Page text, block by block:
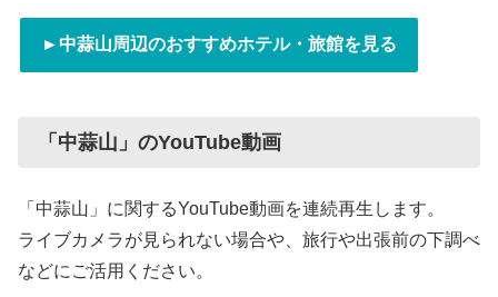
►中蒜山周辺のおすすめホテル・旅館を見る
「中蒜山」のYouTube動画
「中蒜山」に関するYouTube動画を連続再生します。
ライブカメラが見られない場合や、旅行や出張前の下調べ
などにご活用ください。